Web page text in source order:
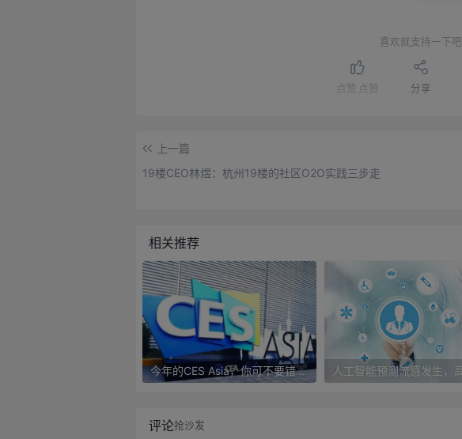
喜欢就支持一下吧
点赞 点赞 分享
上一篇
19楼CEO林煜：杭州19楼的社区O2O实践三步走
相关推荐
今年的CES Asia，你可不要错过这些自动驾驶看点
评论抢沙发